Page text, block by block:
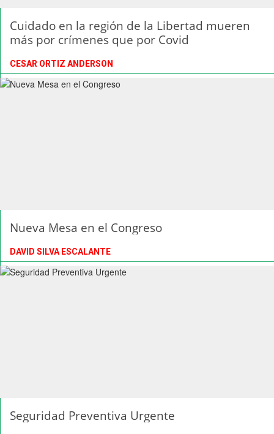
Cuidado en la región de la Libertad mueren
más por crímenes que por Covid
CESAR ORTIZ ANDERSON
Nueva Mesa en el Congreso
DAVID SILVA ESCALANTE
Seguridad Preventiva Urgente